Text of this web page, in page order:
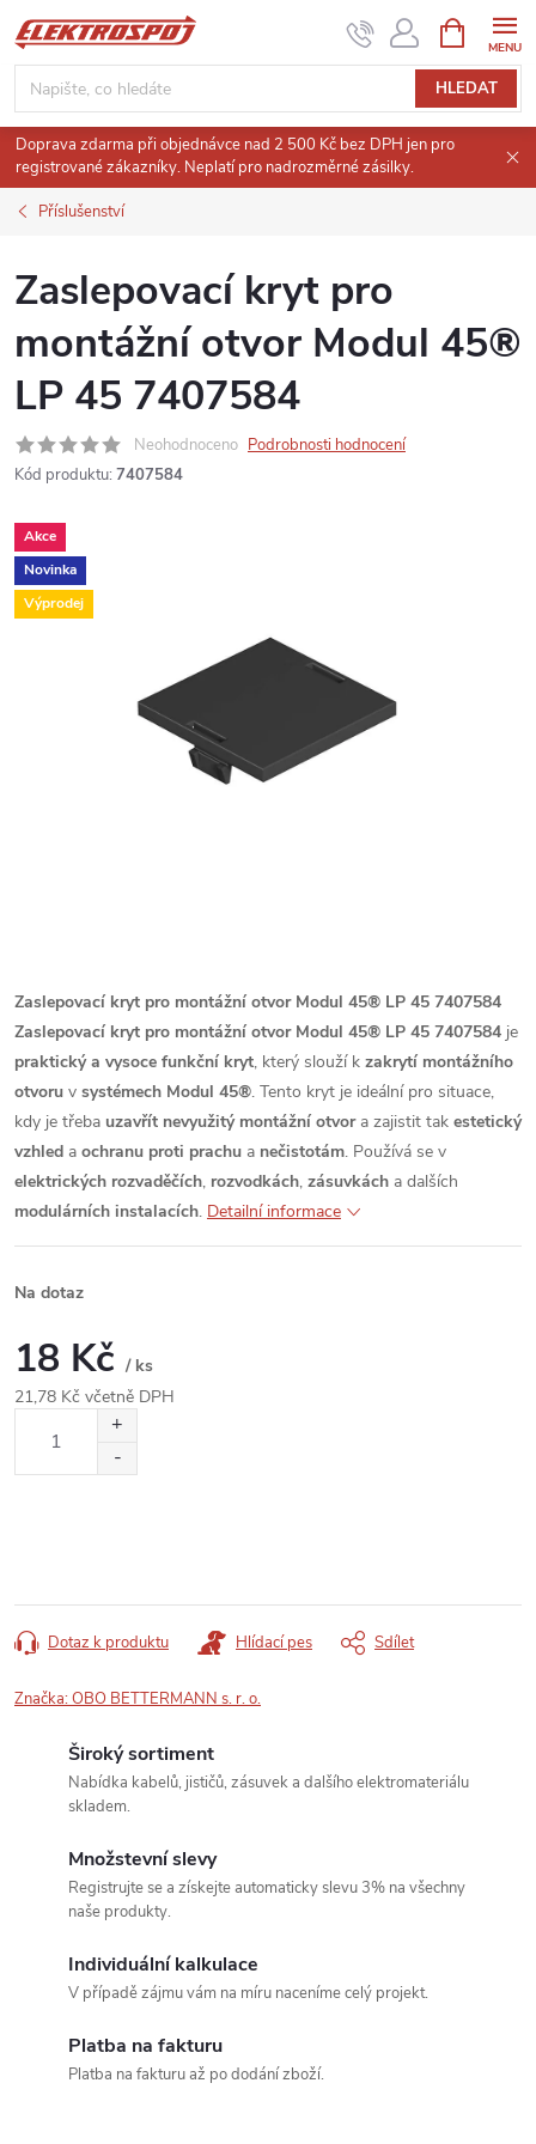
Přejít
na
obsah
HLEDAT
NÁKUPNÍ
KOŠÍK
Doprava zdarma při objednávce nad 2 500 Kč bez DPH jen pro
registrované zákazníky. Neplatí pro nadrozměrné zásilky.
Příslušenství
Zaslepovací kryt pro
montážní otvor Modul 45®
LP 45 7407584
Neohodnoceno Podrobnosti hodnocení
Kód produktu: 7407584
Akce
Novinka
Výprodej
Zaslepovací kryt pro montážní otvor Modul 45® LP 45 7407584
Zaslepovací kryt pro montážní otvor Modul 45® LP 45 7407584 je
praktický a vysoce funkční kryt, který slouží k zakrytí montážního
otvoru v systémech Modul 45®. Tento kryt je ideální pro situace,
kdy je třeba uzavřít nevyužitý montážní otvora zajistit tak estetický
vzhled a ochranu proti prachu a nečistotám. Používá se v
elektrických rozvaděčích, rozvodkách, zásuvkách a dalších
modulárních instalacích. Detailní informace
Na dotaz
18 Kč / ks
21,78 Kč včetně DPH
Dotaz k produktu Hlídací pes Sdílet
Značka:OBO BETTERMANN s. r. o.
Široký sortiment
Nabídka kabelů, jističů, zásuvek a dalšího elektromateriálu
skladem.
Množstevní slevy
Registrujte se a získejte automaticky slevu 3% na všechny
naše produkty.
Individuální kalkulace
V případě zájmu vám na míru naceníme celý projekt.
Platba na fakturu
Platba na fakturu až po dodání zboží.